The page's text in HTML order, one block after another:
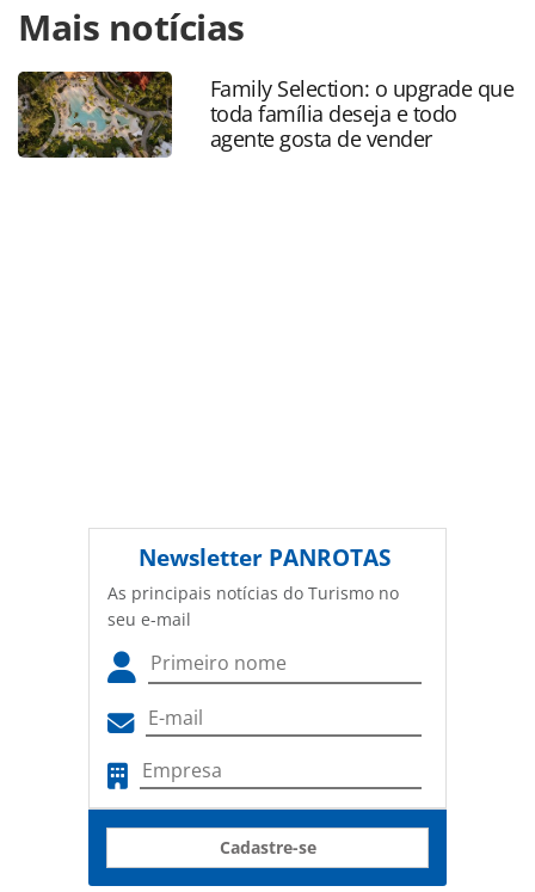
https://www.panrotas.com.br/hotelaria/eventos/2020/06/
sp-fara-webinar-com-cvc-royal-palm-e-gl-
events_174658.html ou as ferramentas oferecidas na
página. Todo o conteúdo produzido pela PANROTAS
Editora é protegido pela legislação brasileira sobre direito
autoral. Não reproduza o conteúdo sem autorização da
Mais notícias
Family Selection: o upgrade que
toda família deseja e todo
agente gosta de vender
Newsletter PANROTAS
As principais notícias do Turismo no
seu e-mail
Cadastre-se